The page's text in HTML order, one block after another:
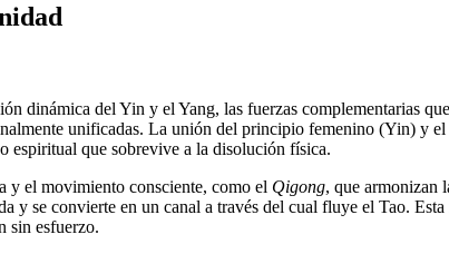
dinámica del Yin y el Yang, las fuerzas complementarias
unificadas. La unión del principio femenino (Yin) y
espiritual que sobrevive a la disolución física.
y el movimiento consciente, como el Qigong, que armonizan
y se convierte en un canal a través del cual fluye el Tao.
sin esfuerzo.